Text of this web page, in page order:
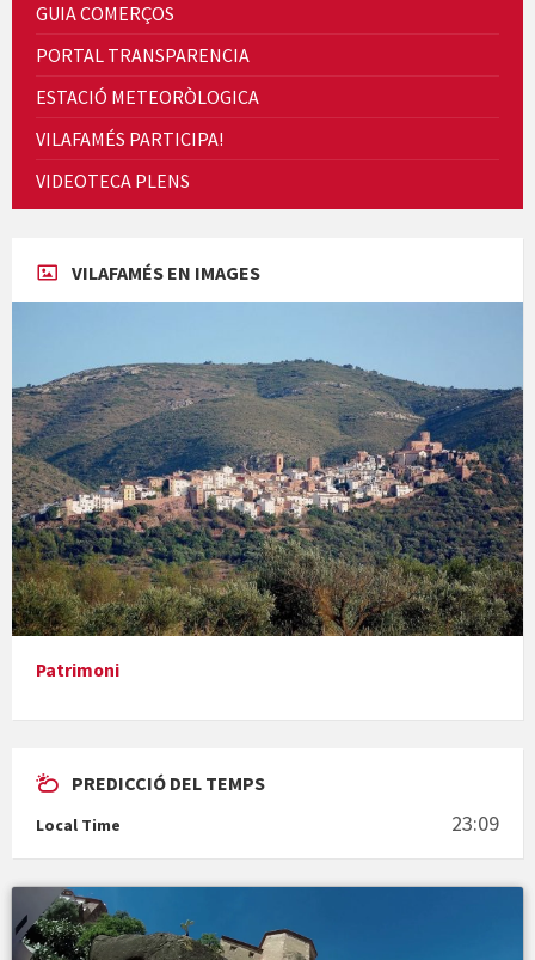
Cicle de Cine i Dones rurals
Concerts al Museu
Presentació del llibre &quot;La mare&quot;, d'Emma Zafon
En Bum
GUIA COMERÇOS
PORTAL TRANSPARENCIA
ESTACIÓ METEORÒLOGICA
VILAFAMÉS PARTICIPA!
VIDEOTECA PLENS
VILAFAMÉS EN IMAGES
Patrimoni
PREDICCIÓ DEL TEMPS
Local Time 23:09